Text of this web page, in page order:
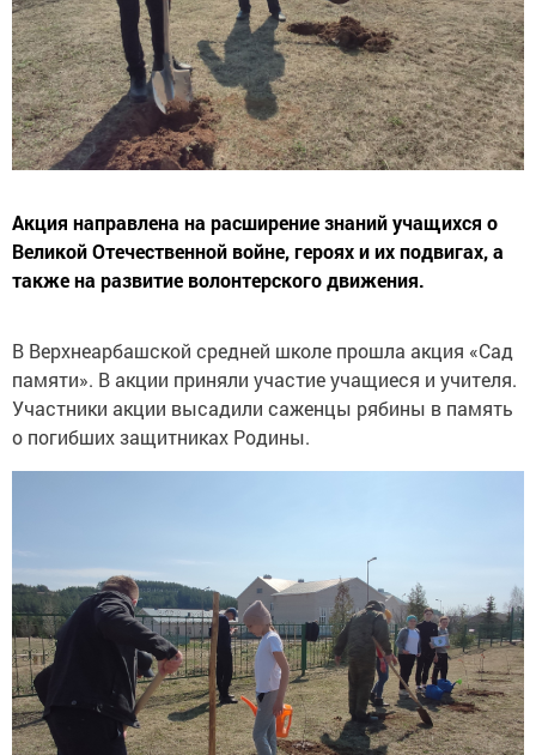
Акция направлена на расширение знаний учащихся о
Великой Отечественной войне, героях и их подвигах, а
также на развитие волонтерского движения.
В Верхнеарбашской средней школе прошла акция «Сад
памяти». В акции приняли участие учащиеся и учителя.
Участники акции высадили саженцы рябины в память
о погибших защитниках Родины.